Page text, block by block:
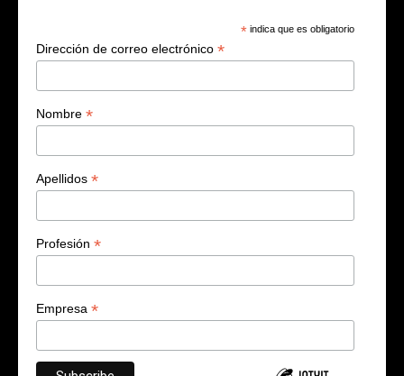
* indica que es obligatorio
Dirección de correo electrónico *
Nombre *
Apellidos *
Profesión *
Empresa *